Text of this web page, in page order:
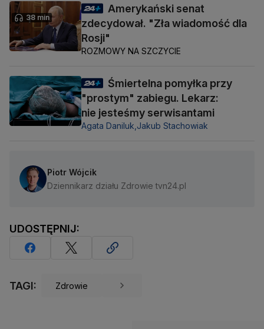
38 min
Amerykański senat
zdecydował. "Zła wiadomość dla
Rosji"
ROZMOWY NA SZCZYCIE
Śmiertelna pomyłka przy
"prostym" zabiegu. Lekarz:
nie jesteśmy serwisantami
Agata Daniluk,Jakub Stachowiak
Piotr Wójcik
Dziennikarz działu Zdrowie tvn24.pl
UDOSTĘPNIJ:
TAGI: Zdrowie